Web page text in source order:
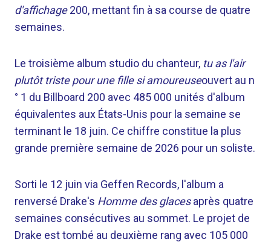
d'affichage200, mettant fin à sa course de quatre
semaines.
Le troisième album studio du chanteur, tu as l'air
plutôt triste pour une fille si amoureuseouvert au n
° 1 du Billboard 200 avec 485 000 unités d'album
équivalentes aux États-Unis pour la semaine se
terminant le 18 juin. Ce chiffre constitue la plus
grande première semaine de 2026 pour un soliste.
Sorti le 12 juin via Geffen Records, l'album a
renversé Drake's Homme des glacesaprès quatre
semaines consécutives au sommet. Le projet de
Drake est tombé au deuxième rang avec 105 000